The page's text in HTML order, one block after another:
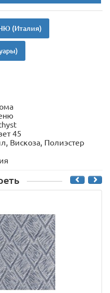
(Италия)
45
Вискоза, Полиэстер